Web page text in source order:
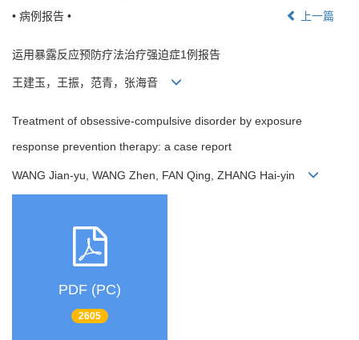
• 病例报告 • 上一篇
运用暴露反应预防疗法治疗强迫症1例报告
王建玉，王振，范青，张海音
Treatment of obsessive-compulsive disorder by exposure
response prevention therapy: a case report
WANG Jian-yu, WANG Zhen, FAN Qing, ZHANG Hai-yin
PDF (PC)
2605